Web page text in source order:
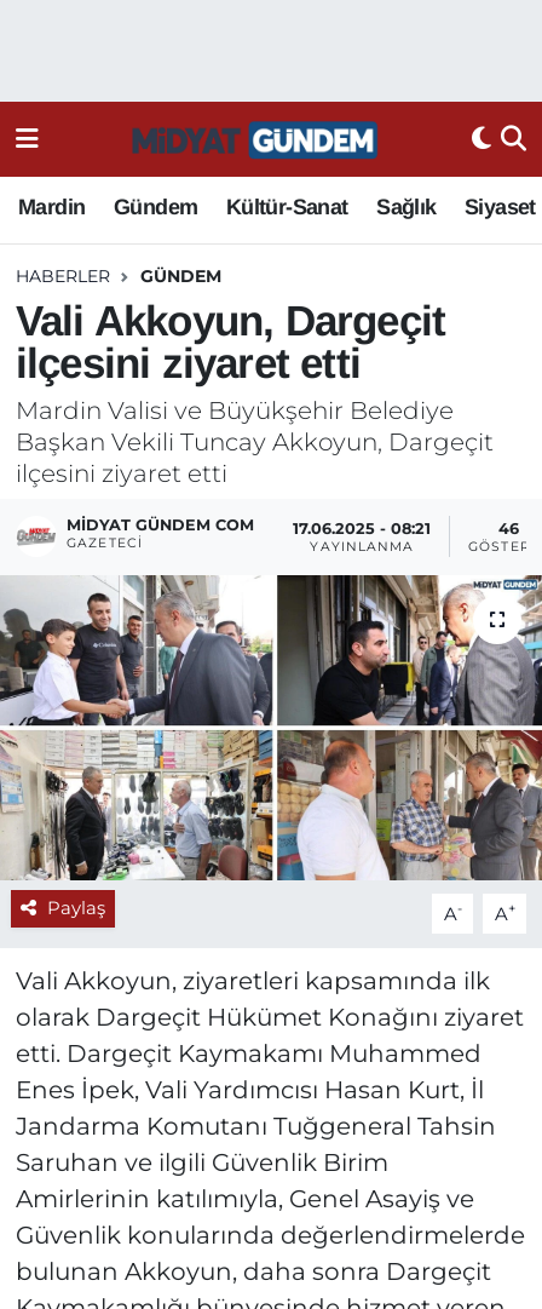
Mardin Gündem Kültür-Sanat Sağlık Siyaset
HABERLER GÜNDEM
Vali Akkoyun, Dargeçit
ilçesini ziyaret etti
Mardin Valisi ve Büyükşehir Belediye
Başkan Vekili Tuncay Akkoyun, Dargeçit
ilçesini ziyaret etti
MIDYAT GÜNDEM COM
GAZETECI
17.06.2025 - 08:21
YAYINLANMA
46
Paylaş A- A+
Vali Akkoyun, ziyaretleri kapsamında ilk
olarak Dargeçit Hükümet Konağını ziyaret
etti. Dargeçit Kaymakamı Muhammed
Enes İpek, Vali Yardımcısı Hasan Kurt, İl
Jandarma Komutanı Tuğgeneral Tahsin
Saruhan ve ilgili Güvenlik Birim
Amirlerinin katılımıyla, Genel Asayiş ve
Güvenlik konularında değerlendirmelerde
bulunan Akkoyun, daha sonra Dargeçit